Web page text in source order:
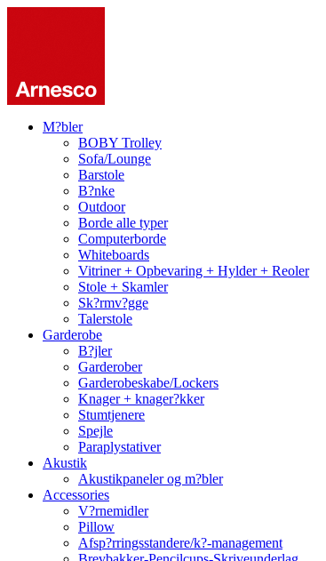
M?bler
BOBY Trolley
Sofa/Lounge
Barstole
B?nke
Outdoor
Borde alle typer
Computerborde
Whiteboards
Vitriner + Opbevaring + Hylder + Reoler
Stole + Skamler
Sk?rmv?gge
Talerstole
Garderobe
B?jler
Garderober
Garderobeskabe/Lockers
Knager + knager?kker
Stumtjenere
Spejle
Paraplystativer
Akustik
Akustikpaneler og m?bler
Accessories
V?rnemidler
Pillow
Afsp?rringsstandere/k?-management